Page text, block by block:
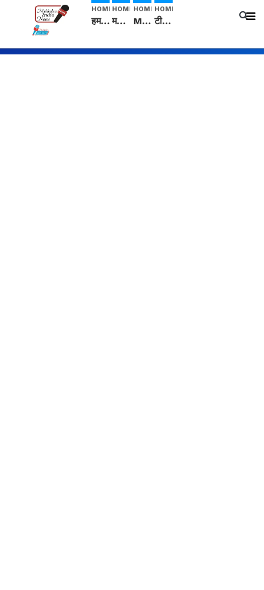
HOME
हम सनातनी..." सांसद kangana Ranaut से क्या बोली लड़की? Viral Jantar-Mantar | CJP protest
HOME
मनीषा हत्याकांड: हत्या, आत्महत्या या कोई बड़ा राज? | Full Story | Josh Haryana
HOME
Mangalsutra: हिंदू धर्म में शादी के बाद मंगलसूत्र क्यों पहनती है महिलाएं, किसने शुरु की ये परंपरा
HOME
टीम बीकेई ने एग्रीकल्चर ग्रेड की यूरिया खाद गट्टों में बदलकर टेक्निकल ग्रेड में बेचने वालों पर करवाई कार्रवाई: लखविंदर सिंह औलख